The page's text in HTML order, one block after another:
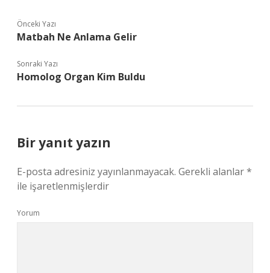
Önceki Yazı
Matbah Ne Anlama Gelir
Sonraki Yazı
Homolog Organ Kim Buldu
Bir yanıt yazın
E-posta adresiniz yayınlanmayacak. Gerekli alanlar*
ile işaretlenmişlerdir
Yorum